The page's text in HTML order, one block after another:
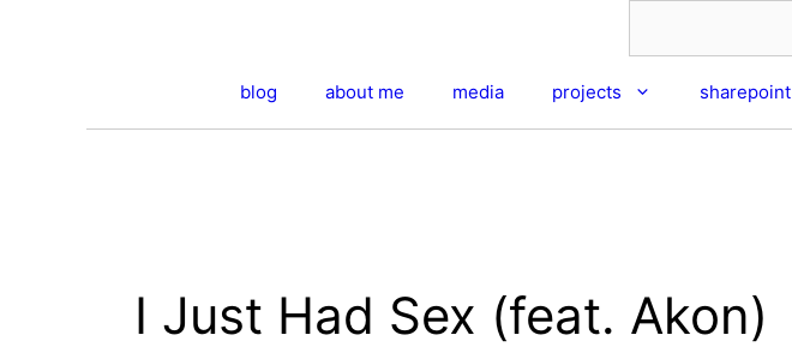
blog about me media projects sharepoint
I Just Had Sex (feat. Akon)